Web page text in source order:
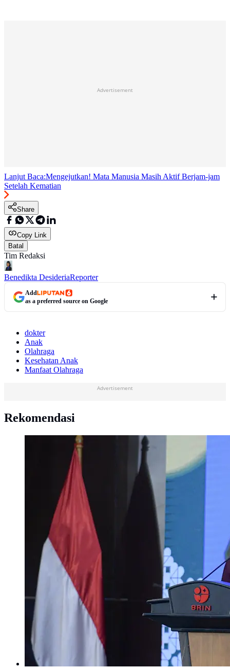
Advertisement
Lanjut Baca:Mengejutkan! Mata Manusia Masih Aktif Berjam-jam
Setelah Kematian
Share
Copy Link
Batal
Tim Redaksi
Benedikta DesideriaReporter
Add
as a preferred source on Google
dokter
Anak
Olahraga
Kesehatan Anak
Manfaat Olahraga
Advertisement
Rekomendasi